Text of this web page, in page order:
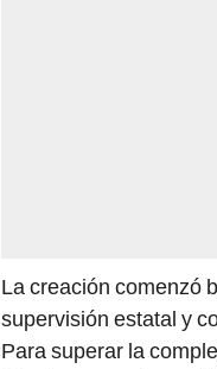
La creación comenzó
supervisión estatal y
Para superar la